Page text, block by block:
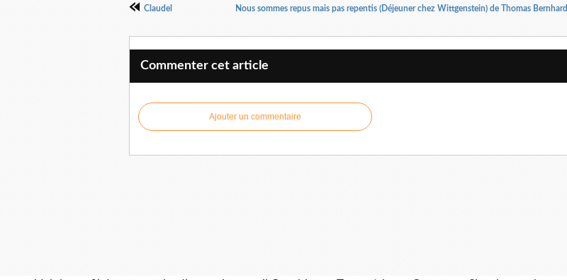
Claudel Nous sommes repus mais pas repentis (Déjeuner chez Wittgenstein) de Thomas Bernhard
Commenter cet article
Ajouter un commentaire